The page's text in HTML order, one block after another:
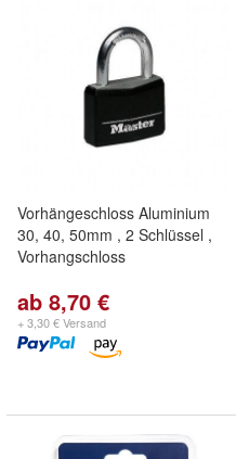
Vorhängeschloss Aluminium
30, 40, 50mm , 2 Schlüssel ,
Vorhangschloss
ab 8,70 €
+ 3,30 € Versand